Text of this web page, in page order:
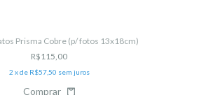
Prisma Cobre (p/ fotos 13x18cm)
R$115,00
2 x de R$57,50 sem juros